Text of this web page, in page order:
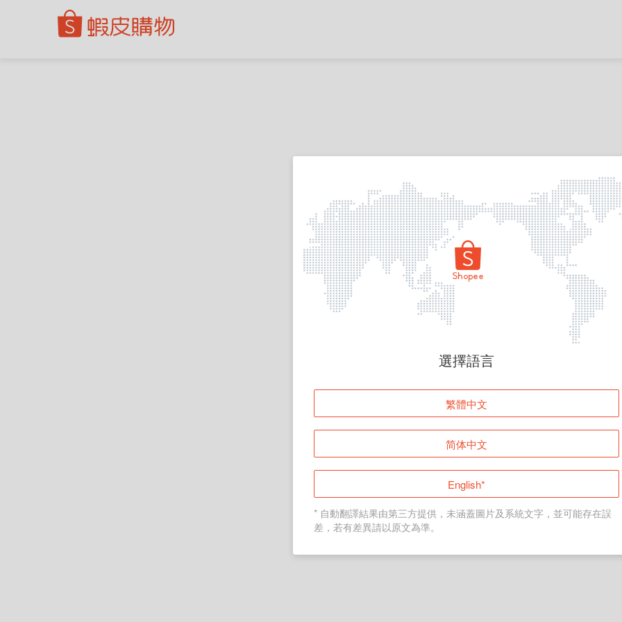
頁面無法顯示
登入
返回首頁
選擇語言
繁體中文
简体中文
English*
* 自動翻譯結果由第三方提供，未涵蓋圖片及系統文字，並可能存在誤
差，若有差異請以原文為準。